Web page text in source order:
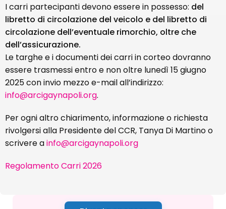
I carri partecipanti devono essere in possesso: del
libretto di circolazione del veicolo e del libretto di
circolazione dell’eventuale rimorchio, oltre che
dell’assicurazione.
Le targhe e i documenti dei carri in corteo dovranno
essere trasmessi entro e non oltre lunedì 15 giugno
2025 con invio mezzo e-mail all’indirizzo:
info@arcigaynapoli.org.
Per ogni altro chiarimento, informazione o richiesta
rivolgersi alla Presidente del CCR, Tanya Di Martino o
scrivere ainfo@arcigaynapoli.org
Regolamento Carri 2026